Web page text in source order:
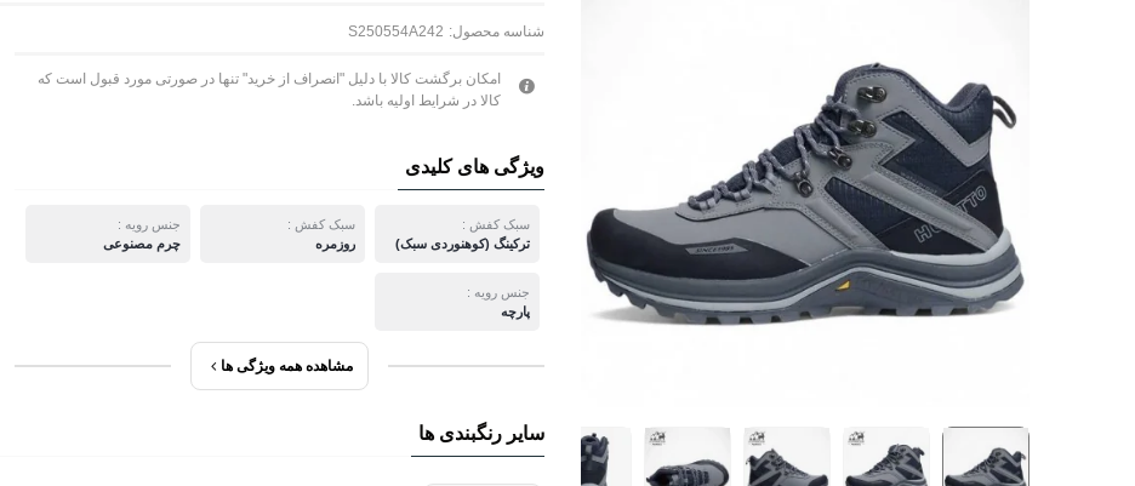
شناسه محصول: S250554A242
امکان برگشت کالا با دلیل "انصراف از خرید" تنها در صورتی مورد قبول است که
کالا در شرایط اولیه باشد.
ویژگی های کلیدی
سبک کفش :
ترکینگ (کوهنوردی سبک)
سبک کفش :
روزمره
جنس رویه :
چرم مصنوعی
جنس رویه :
پارچه
مشاهده همه ویژگی ها
سایر رنگبندی ها